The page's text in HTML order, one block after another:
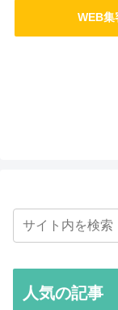
WEB集
人気の記事